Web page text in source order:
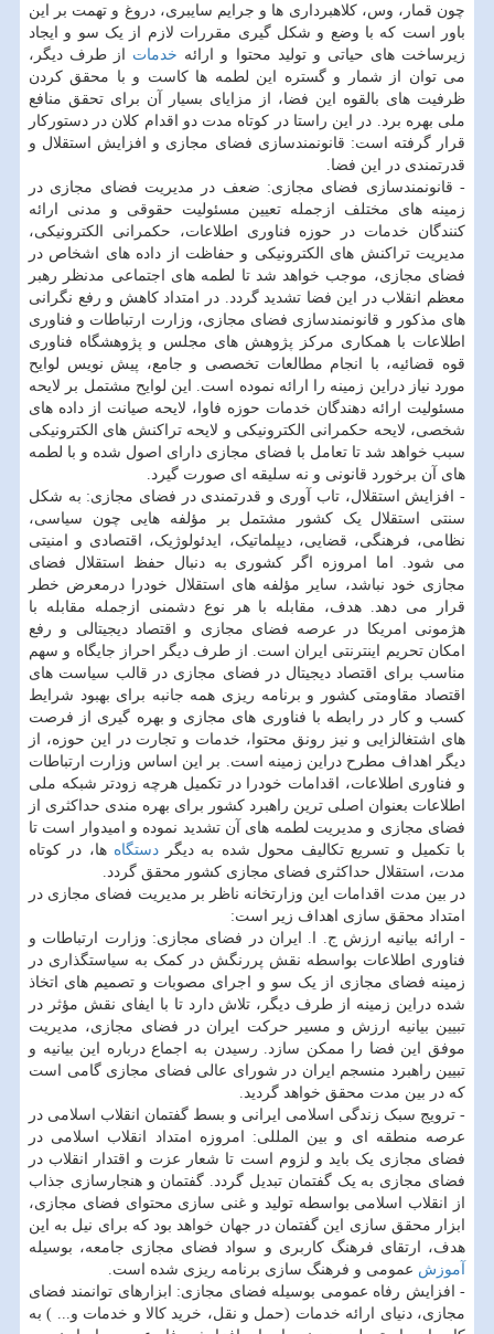
چون قمار، وس، کلاهبرداری ها و جرایم سایبری، دروغ و تهمت بر این
باور است که با وضع و شکل گیری مقررات لازم از یک سو و ایجاد
زیرساخت های حیاتی و تولید محتوا و ارائه خدمات از طرف دیگر،
می توان از شمار و گستره این لطمه ها کاست و با محقق کردن
ظرفیت های بالقوه این فضا، از مزایای بسیار آن برای تحقق منافع
ملی بهره برد. در این راستا در کوتاه مدت دو اقدام کلان در دستورکار
قرار گرفته است: قانونمندسازی فضای مجازی و افزایش استقلال و
قدرتمندی در این فضا.
- قانونمندسازی فضای مجازی: ضعف در مدیریت فضای مجازی در
زمینه های مختلف ازجمله تعیین مسئولیت حقوقی و مدنی ارائه
کنندگان خدمات در حوزه فناوری اطلاعات، حکمرانی الکترونیکی،
مدیریت تراکنش های الکترونیکی و حفاظت از داده های اشخاص در
فضای مجازی، موجب خواهد شد تا لطمه های اجتماعی مدنظر رهبر
معظم انقلاب در این فضا تشدید گردد. در امتداد کاهش و رفع نگرانی
های مذکور و قانونمندسازی فضای مجازی، وزارت ارتباطات و فناوری
اطلاعات با همکاری مرکز پژوهش های مجلس و پژوهشگاه فناوری
قوه قضائیه، با انجام مطالعات تخصصی و جامع، پیش نویس لوایح
مورد نیاز دراین زمینه را ارائه نموده است. این لوایح مشتمل بر لایحه
مسئولیت ارائه دهندگان خدمات حوزه فاوا، لایحه صیانت از داده های
شخصی، لایحه حکمرانی الکترونیکی و لایحه تراکنش های الکترونیکی
سبب خواهد شد تا تعامل با فضای مجازی دارای اصول شده و با لطمه
های آن برخورد قانونی و نه سلیقه ای صورت گیرد.
- افزایش استقلال، تاب آوری و قدرتمندی در فضای مجازی: به شکل
سنتی استقلال یک کشور مشتمل بر مؤلفه هایی چون سیاسی،
نظامی، فرهنگی، قضایی، دیپلماتیک، ایدئولوژیک، اقتصادی و امنیتی
می شود. اما امروزه اگر کشوری به دنبال حفظ استقلال فضای
مجازی خود نباشد، سایر مؤلفه های استقلال خودرا درمعرض خطر
قرار می دهد. هدف، مقابله با هر نوع دشمنی ازجمله مقابله با
هژمونی امریکا در عرصه فضای مجازی و اقتصاد دیجیتالی و رفع
امکان تحریم اینترنتی ایران است. از طرف دیگر احراز جایگاه و سهم
مناسب برای اقتصاد دیجیتال در فضای مجازی در قالب سیاست های
اقتصاد مقاومتی کشور و برنامه ریزی همه جانبه برای بهبود شرایط
کسب و کار در رابطه با فناوری های مجازی و بهره گیری از فرصت
های اشتغالزایی و نیز رونق محتوا، خدمات و تجارت در این حوزه، از
دیگر اهداف مطرح دراین زمینه است. بر این اساس وزارت ارتباطات
و فناوری اطلاعات، اقدامات خودرا در تکمیل هرچه زودتر شبکه ملی
اطلاعات بعنوان اصلی ترین راهبرد کشور برای بهره مندی حداکثری از
فضای مجازی و مدیریت لطمه های آن تشدید نموده و امیدوار است تا
با تکمیل و تسریع تکالیف محول شده به دیگردستگاه ها، در کوتاه
مدت، استقلال حداکثری فضای مجازی کشور محقق گردد.
در بین مدت اقدامات این وزارتخانه ناظر بر مدیریت فضای مجازی در
امتداد محقق سازی اهداف زیر است:
- ارائه بیانیه ارزش ج. ا. ایران در فضای مجازی: وزارت ارتباطات و
فناوری اطلاعات بواسطه نقش پررنگش در کمک به سیاستگذاری در
زمینه فضای مجازی از یک سو و اجرای مصوبات و تصمیم های اتخاذ
شده دراین زمینه از طرف دیگر، تلاش دارد تا با ایفای نقش مؤثر در
تبیین بیانیه ارزش و مسیر حرکت ایران در فضای مجازی، مدیریت
موفق این فضا را ممکن سازد. رسیدن به اجماع درباره این بیانیه و
تبیین راهبرد منسجم ایران در شورای عالی فضای مجازی گامی است
که در بین مدت محقق خواهد گردید.
- ترویج سبک زندگی اسلامی ایرانی و بسط گفتمان انقلاب اسلامی در
عرصه منطقه ای و بین المللی: امروزه امتداد انقلاب اسلامی در
فضای مجازی یک باید و لزوم است تا شعار عزت و اقتدار انقلاب در
فضای مجازی به یک گفتمان تبدیل گردد. گفتمان و هنجارسازی جذاب
از انقلاب اسلامی بواسطه تولید و غنی سازی محتوای فضای مجازی،
ابزار محقق سازی این گفتمان در جهان خواهد بود که برای نیل به این
هدف، ارتقای فرهنگ کاربری و سواد فضای مجازی جامعه، بوسیله
آموزش عمومی و فرهنگ سازی برنامه ریزی شده است.
- افزایش رفاه عمومی بوسیله فضای مجازی: ابزارهای توانمند فضای
مجازی، دنیای ارائه خدمات (حمل و نقل، خرید کالا و خدمات و... ) به